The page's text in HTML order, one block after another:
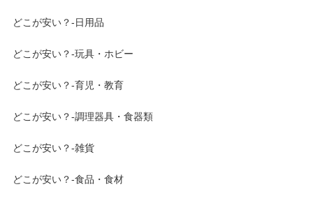
どこが安い？-日用品
どこが安い？-玩具・ホビー
どこが安い？-育児・教育
どこが安い？-調理器具・食器類
どこが安い？-雑貨
どこが安い？-食品・食材